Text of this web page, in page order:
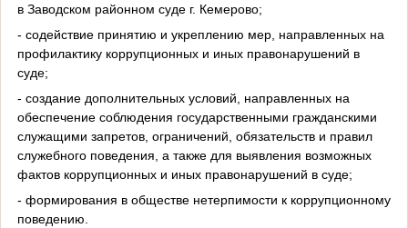
в Заводском районном суде г. Кемерово;
- содействие принятию и укреплению мер, направленных на
профилактику коррупционных и иных правонарушений в
суде;
- создание дополнительных условий, направленных на
обеспечение соблюдения государственными гражданскими
служащими запретов, ограничений, обязательств и правил
служебного поведения, а также для выявления возможных
фактов коррупционных и иных правонарушений в суде;
- формирования в обществе нетерпимости к коррупционному
поведению.